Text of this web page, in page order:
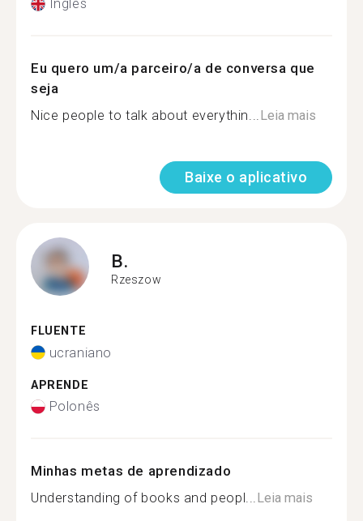
Inglês
Eu quero um/a parceiro/a de conversa que
seja
Nice people to talk about everythin...Leia mais
Baixe o aplicativo
B.
Rzeszow
FLUENTE
ucraniano
APRENDE
Polonês
Minhas metas de aprendizado
Understanding of books and peopl...Leia mais